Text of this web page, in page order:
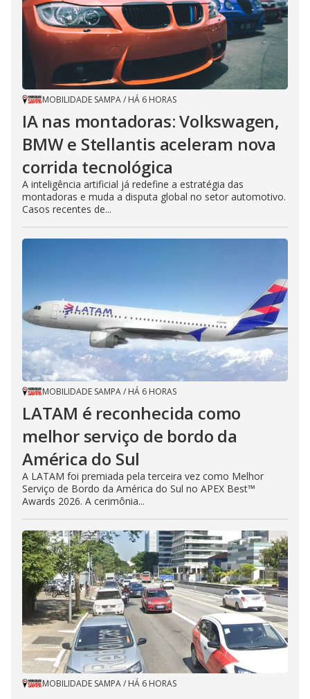
MOBILIDADE SAMPA/ HÁ 6 HORAS
IA nas montadoras: Volkswagen,
BMW e Stellantis aceleram nova
corrida tecnológica
A inteligência artificial já redefine a estratégia das
montadoras e muda a disputa global no setor automotivo.
Casos recentes de...
MOBILIDADE SAMPA/ HÁ 6 HORAS
LATAM é reconhecida como
melhor serviço de bordo da
América do Sul
A LATAM foi premiada pela terceira vez como Melhor
Serviço de Bordo da América do Sul no APEX Best™
Awards 2026. A cerimônia...
MOBILIDADE SAMPA/ HÁ 6 HORAS